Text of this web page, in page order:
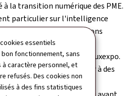
essentiels
fonctionnement, sans
à caractère personnel, et
refusés. Des cookies non
à des fins statistiques
à la transition numérique des PME.
particulier sur l'intelligence
en explorant des solutions
et protéger les
de 300 participants à Luxexpo.
ont pu assister à des
des témoignages